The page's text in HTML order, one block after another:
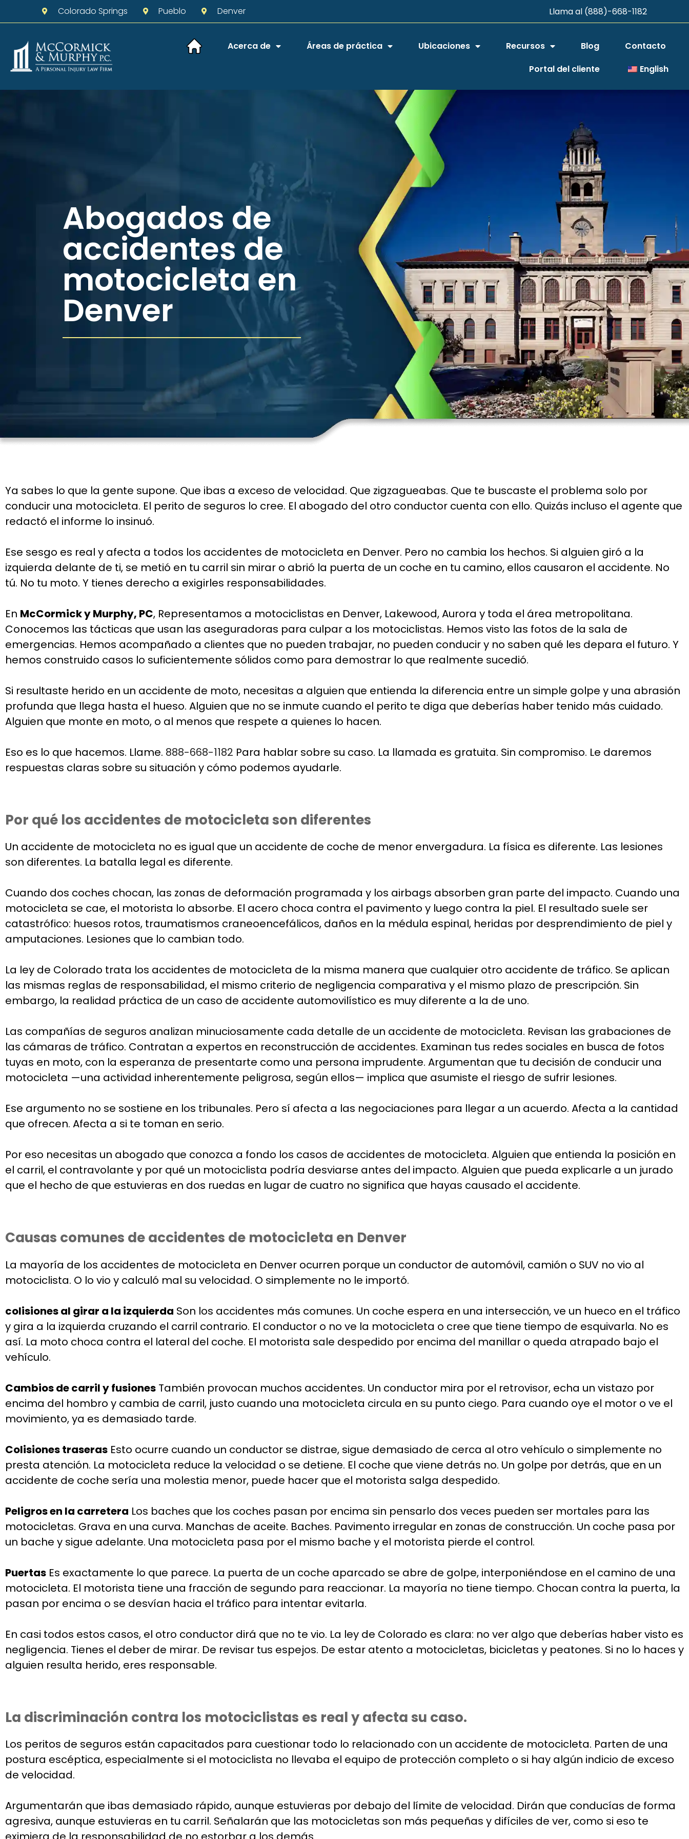
Colorado Springs Pueblo Denver Llama al (888)-668-1182
Acerca de Áreas de práctica Ubicaciones Recursos Blog
Contacto
Portal del cliente
English
Abogados de
accidentes de
motocicleta en
Denver
Ya sabes lo que la gente supone. Que ibas a exceso de velocidad. Que zigzagueabas. Que te buscaste el problema solo por
conducir una motocicleta. El perito de seguros lo cree. El abogado del otro conductor cuenta con ello. Quizás incluso el agente que
redactó el informe lo insinuó.
Ese sesgo es real y afecta a todos los accidentes de motocicleta en Denver. Pero no cambia los hechos. Si alguien giró a la
izquierda delante de ti, se metió en tu carril sin mirar o abrió la puerta de un coche en tu camino, ellos causaron el accidente. No
tú. No tu moto. Y tienes derecho a exigirles responsabilidades.
En McCormick y Murphy, PC, Representamos a motociclistas en Denver, Lakewood, Aurora y toda el área metropolitana.
Conocemos las tácticas que usan las aseguradoras para culpar a los motociclistas. Hemos visto las fotos de la sala de
emergencias. Hemos acompañado a clientes que no pueden trabajar, no pueden conducir y no saben qué les depara el futuro. Y
hemos construido casos lo suficientemente sólidos como para demostrar lo que realmente sucedió.
Si resultaste herido en un accidente de moto, necesitas a alguien que entienda la diferencia entre un simple golpe y una abrasión
profunda que llega hasta el hueso. Alguien que no se inmute cuando el perito te diga que deberías haber tenido más cuidado.
Alguien que monte en moto, o al menos que respete a quienes lo hacen.
Eso es lo que hacemos. Llame. 888-668-1182 Para hablar sobre su caso. La llamada es gratuita. Sin compromiso. Le daremos
respuestas claras sobre su situación y cómo podemos ayudarle.
Por qué los accidentes de motocicleta son diferentes
Un accidente de motocicleta no es igual que un accidente de coche de menor envergadura. La física es diferente. Las lesiones
son diferentes. La batalla legal es diferente.
Cuando dos coches chocan, las zonas de deformación programada y los airbags absorben gran parte del impacto. Cuando una
motocicleta se cae, el motorista lo absorbe. El acero choca contra el pavimento y luego contra la piel. El resultado suele ser
catastrófico: huesos rotos, traumatismos craneoencefálicos, daños en la médula espinal, heridas por desprendimiento de piel y
amputaciones. Lesiones que lo cambian todo.
La ley de Colorado trata los accidentes de motocicleta de la misma manera que cualquier otro accidente de tráfico. Se aplican
las mismas reglas de responsabilidad, el mismo criterio de negligencia comparativa y el mismo plazo de prescripción. Sin
embargo, la realidad práctica de un caso de accidente automovilístico es muy diferente a la de uno.
Las compañías de seguros analizan minuciosamente cada detalle de un accidente de motocicleta. Revisan las grabaciones de
las cámaras de tráfico. Contratan a expertos en reconstrucción de accidentes. Examinan tus redes sociales en busca de fotos
tuyas en moto, con la esperanza de presentarte como una persona imprudente. Argumentan que tu decisión de conducir una
motocicleta —una actividad inherentemente peligrosa, según ellos— implica que asumiste el riesgo de sufrir lesiones.
Ese argumento no se sostiene en los tribunales. Pero sí afecta a las negociaciones para llegar a un acuerdo. Afecta a la cantidad
que ofrecen. Afecta a si te toman en serio.
Por eso necesitas un abogado que conozca a fondo los casos de accidentes de motocicleta. Alguien que entienda la posición en
el carril, el contravolante y por qué un motociclista podría desviarse antes del impacto. Alguien que pueda explicarle a un jurado
que el hecho de que estuvieras en dos ruedas en lugar de cuatro no significa que hayas causado el accidente.
Causas comunes de accidentes de motocicleta en Denver
La mayoría de los accidentes de motocicleta en Denver ocurren porque un conductor de automóvil, camión o SUV no vio al
motociclista. O lo vio y calculó mal su velocidad. O simplemente no le importó.
colisiones al girar a la izquierda Son los accidentes más comunes. Un coche espera en una intersección, ve un hueco en el tráfico
y gira a la izquierda cruzando el carril contrario. El conductor o no ve la motocicleta o cree que tiene tiempo de esquivarla. No es
así. La moto choca contra el lateral del coche. El motorista sale despedido por encima del manillar o queda atrapado bajo el
vehículo.
Cambios de carril y fusiones También provocan muchos accidentes. Un conductor mira por el retrovisor, echa un vistazo por
encima del hombro y cambia de carril, justo cuando una motocicleta circula en su punto ciego. Para cuando oye el motor o ve el
movimiento, ya es demasiado tarde.
Colisiones traseras Esto ocurre cuando un conductor se distrae, sigue demasiado de cerca al otro vehículo o simplemente no
presta atención. La motocicleta reduce la velocidad o se detiene. El coche que viene detrás no. Un golpe por detrás, que en un
accidente de coche sería una molestia menor, puede hacer que el motorista salga despedido.
Peligros en la carretera Los baches que los coches pasan por encima sin pensarlo dos veces pueden ser mortales para las
motocicletas. Grava en una curva. Manchas de aceite. Baches. Pavimento irregular en zonas de construcción. Un coche pasa por
un bache y sigue adelante. Una motocicleta pasa por el mismo bache y el motorista pierde el control.
Puertas Es exactamente lo que parece. La puerta de un coche aparcado se abre de golpe, interponiéndose en el camino de una
motocicleta. El motorista tiene una fracción de segundo para reaccionar. La mayoría no tiene tiempo. Chocan contra la puerta, la
pasan por encima o se desvían hacia el tráfico para intentar evitarla.
En casi todos estos casos, el otro conductor dirá que no te vio. La ley de Colorado es clara: no ver algo que deberías haber visto es
negligencia. Tienes el deber de mirar. De revisar tus espejos. De estar atento a motocicletas, bicicletas y peatones. Si no lo haces y
alguien resulta herido, eres responsable.
La discriminación contra los motociclistas es real y afecta su caso.
Los peritos de seguros están capacitados para cuestionar todo lo relacionado con un accidente de motocicleta. Parten de una
postura escéptica, especialmente si el motociclista no llevaba el equipo de protección completo o si hay algún indicio de exceso
de velocidad.
Argumentarán que ibas demasiado rápido, aunque estuvieras por debajo del límite de velocidad. Dirán que conducías de forma
agresiva, aunque estuvieras en tu carril. Señalarán que las motocicletas son más pequeñas y difíciles de ver, como si eso te